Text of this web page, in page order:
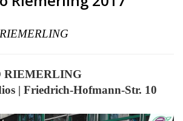
RIEMERLING
| Friedrich-Hofmann-Str. 10